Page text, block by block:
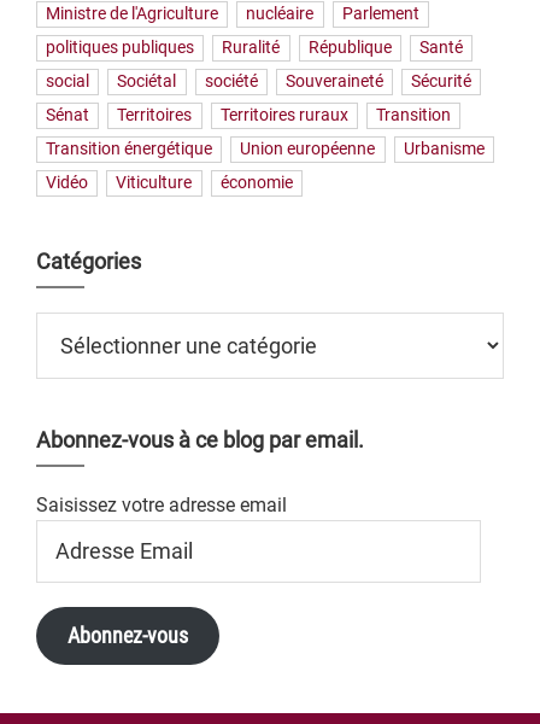
Ministre de l'Agriculture
nucléaire
Parlement
politiques publiques
Ruralité République
Santé
social
Sociétal société Souveraineté
Sécurité
Sénat
Territoires Territoires ruraux
Transition
Transition énergétique
Union européenne
Urbanisme
Vidéo
Viticulture économie
Catégories
Abonnez-vous à ce blog par email.
Saisissez votre adresse email
Email
Abonnez-vous